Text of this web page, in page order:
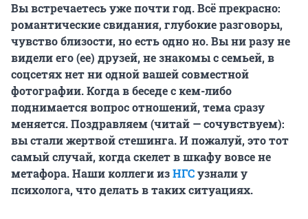
Вы встречаетесь уже почти год. Всё прекрасно:
романтические свидания, глубокие разговоры,
чувство близости, но есть одно но. Вы ни разу не
видели его (ее) друзей, не знакомы с семьей, в
соцсетях нет ни одной вашей совместной
фотографии. Когда в беседе с кем-либо
поднимается вопрос отношений, тема сразу
меняется. Поздравляем (читай — сочувствуем):
вы стали жертвой стешинга. И пожалуй, это тот
самый случай, когда скелет в шкафу вовсе не
метафора. Наши коллеги изНГСузнали у
психолога, что делать в таких ситуациях.